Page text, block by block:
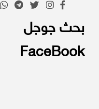
بحث جوجل
FaceBook